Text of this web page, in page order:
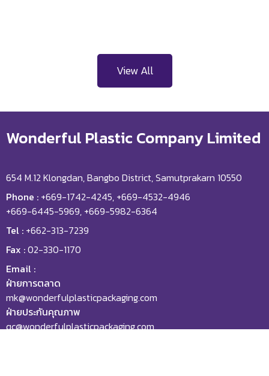
View All
Wonderful Plastic Company Limited
654 M.12 Klongdan, Bangbo District, Samutprakarn 10550
Phone : +669-1742-4245, +669-4532-4946
+669-6445-5969, +669-5982-6364
Tel : +662-313-7239
Fax :02-330-1170
Email :
ฝ่ายการตลาด
mk@wonderfulplasticpackaging.com
ฝ่ายประกันคุณภาพ
qc@wonderfulplasticpackaging.com